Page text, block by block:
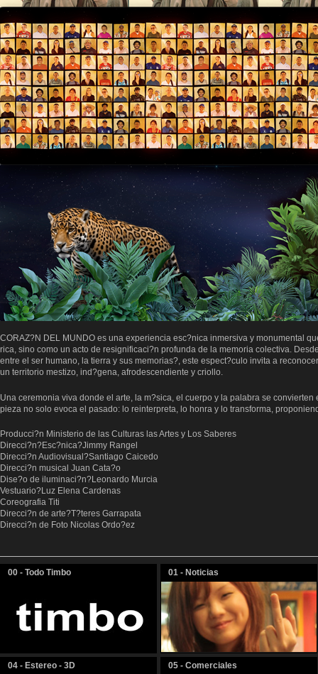
CORAZ?N DEL MUNDO es una experiencia esc?nica inmersiva y monumental
rica, sino como un acto de resignificaci?n profunda de la memoria colectiva.
entre el ser humano, la tierra y sus memorias?, este espect?culo invita a
un territorio mestizo, ind?gena, afrodescendiente y criollo.
Una ceremonia viva donde el arte, la m?sica, el cuerpo y la palabra se
pieza no solo evoca el pasado: lo reinterpreta, lo honra y lo transforma,
Producci?n Ministerio de las Culturas las Artes y Los Saberes
Direcci?n?Esc?nica?Jimmy Rangel
Direcci?n Audiovisual?Santiago Caicedo
Direcci?n musical Juan Cata?o
Dise?o de iluminaci?n?Leonardo Murcia
Vestuario?Luz Elena Cardenas
Coreografia Titi
Direcci?n de arte?T?teres Garrapata
Direcci?n de Foto Nicolas Ordo?ez
00 - Todo Timbo 01 - Noticias
04 - Estereo - 3D 05 - Comerciales